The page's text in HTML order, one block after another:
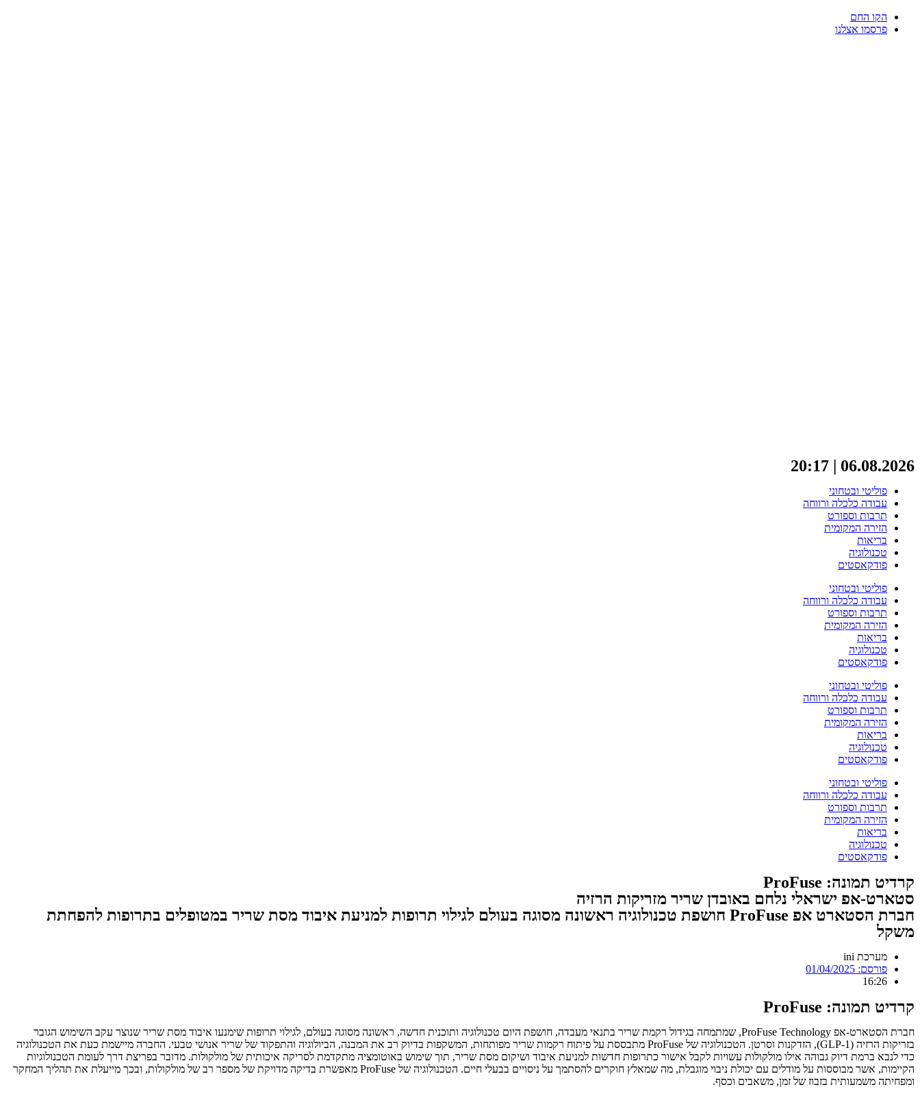
לתוכן
הקו החם
פרסמו אצלנו
06.08.2026 | 20:17
פוליטי ובטחוני
עבודה כלכלה ורווחה
תרבות וספורט
הזירה המקומית
בריאות
טכנולוגיה
פודקאסטים
פוליטי ובטחוני
עבודה כלכלה ורווחה
תרבות וספורט
הזירה המקומית
בריאות
טכנולוגיה
פודקאסטים
פוליטי ובטחוני
עבודה כלכלה ורווחה
תרבות וספורט
הזירה המקומית
בריאות
טכנולוגיה
פודקאסטים
פוליטי ובטחוני
עבודה כלכלה ורווחה
תרבות וספורט
הזירה המקומית
בריאות
טכנולוגיה
פודקאסטים
קרדיט תמונה: ProFuse
סטארט-אפ ישראלי נלחם באובדן שריר מזריקות הרזיה
חברת הסטארט אפ ProFuse חושפת טכנולוגיה ראשונה מסוגה בעולם לגילוי תרופות למניעת איבוד מסת שריר במטופלים בתרופות להפחתת
משקל
מערכת ini
פורסם:
16:26
קרדיט תמונה: ProFuse
חברת הסטארט-אפ ProFuse Technology, שמתמחה בגידול רקמת שריר בתנאי מעבדה, חושפת היום טכנולוגיה ותוכנית חדשה, ראשונה מסוגה בעולם, לגילוי תרופות שימנעו איבוד מסת שריר שנוצר עקב השימוש הגובר
בזריקות הרזיה (1-GLP), הזדקנות וסרטן. הטכנולוגיה של ProFuse מתבססת על פיתוח רקמות שריר מפותחות, המשקפות בדיוק רב את המבנה, הביולוגיה והתפקוד של שריר אנושי טבעי. החברה מיישמת כעת את הטכנולוגיה
כדי לנבא ברמת דיוק גבוהה אילו מולקולות עשויות לקבל אישור כתרופות חדשות למניעת איבוד ושיקום מסת שריר, תוך שימוש באוטומציה מתקדמת לסריקה איכותית של מולקולות. מדובר בפריצת דרך לעומת הטכנולוגיות
הקיימות, אשר מבוססות על מודלים עם יכולת ניבוי מוגבלת, מה שמאלץ חוקרים להסתמך על ניסויים בבעלי חיים. הטכנולוגיה של ProFuse מאפשרת בדיקה מדויקת של מספר רב של מולקולות, ובכך מייעלת את תהליך המחקר
ומפחיתה משמעותית בזבוז של זמן, משאבים וכסף.